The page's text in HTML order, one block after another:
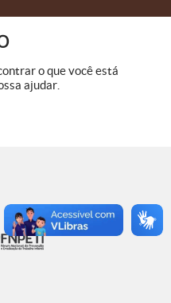
o que você está
ajudar.